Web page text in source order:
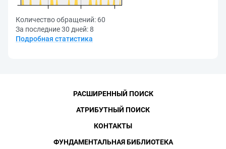
Количество обращений: 60
За последние 30 дней:8
Подробная статистика
РАСШИРЕННЫЙ ПОИСК
АТРИБУТНЫЙ ПОИСК
КОНТАКТЫ
ФУНДАМЕНТАЛЬНАЯ БИБЛИОТЕКА